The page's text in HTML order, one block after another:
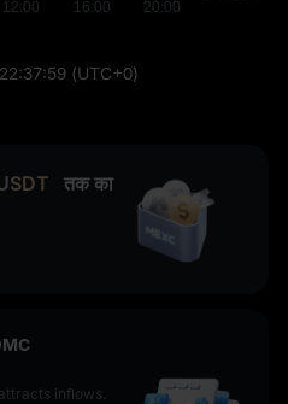
(UTC+0)
तक का
inflows.